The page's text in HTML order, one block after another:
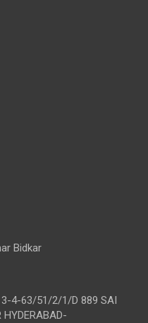
Bidkar
3-4-63/51/2/1/D 889 SAI